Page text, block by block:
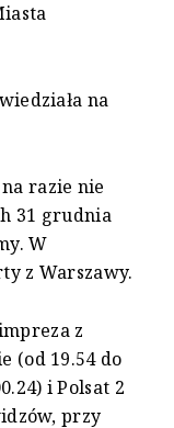
na
razie nie
31 grudnia
W
z Warszawy.
z
(od 19.54 do
i Polsat 2
przy